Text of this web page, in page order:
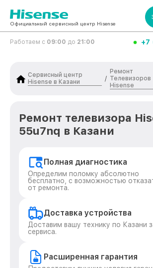
Официальный сервисный центр Hisense
Работаем с 09:00 до 21:00 +7
Сервисный центр
Hisense в Казани
/
Ремонт
Телевизоров
Hisense
Ремонт телевизора
55u7nq в Казани
Полная диагностика
Определим поломку абсолютно
бесплатно, с возможностью
от ремонта.
Доставка устройства
Доставим вашу технику по Казани
сервиса.
Расширенная гарантия